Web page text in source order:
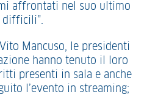
affrontati nel suo ultimo
difficili”.
Mancuso, le presidenti
hanno tenuto il loro
presenti in sala e anche
l’evento in streaming;